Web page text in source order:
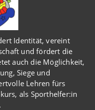
Identität, vereint
und fördert die
auch die Möglichkeit,
Siege und
Lehren fürs
als Sporthelfer:in